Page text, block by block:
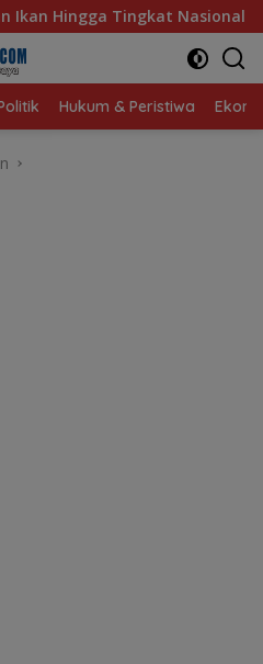
Lomba Masak Serba Ikan
Hukum & Peristiwa